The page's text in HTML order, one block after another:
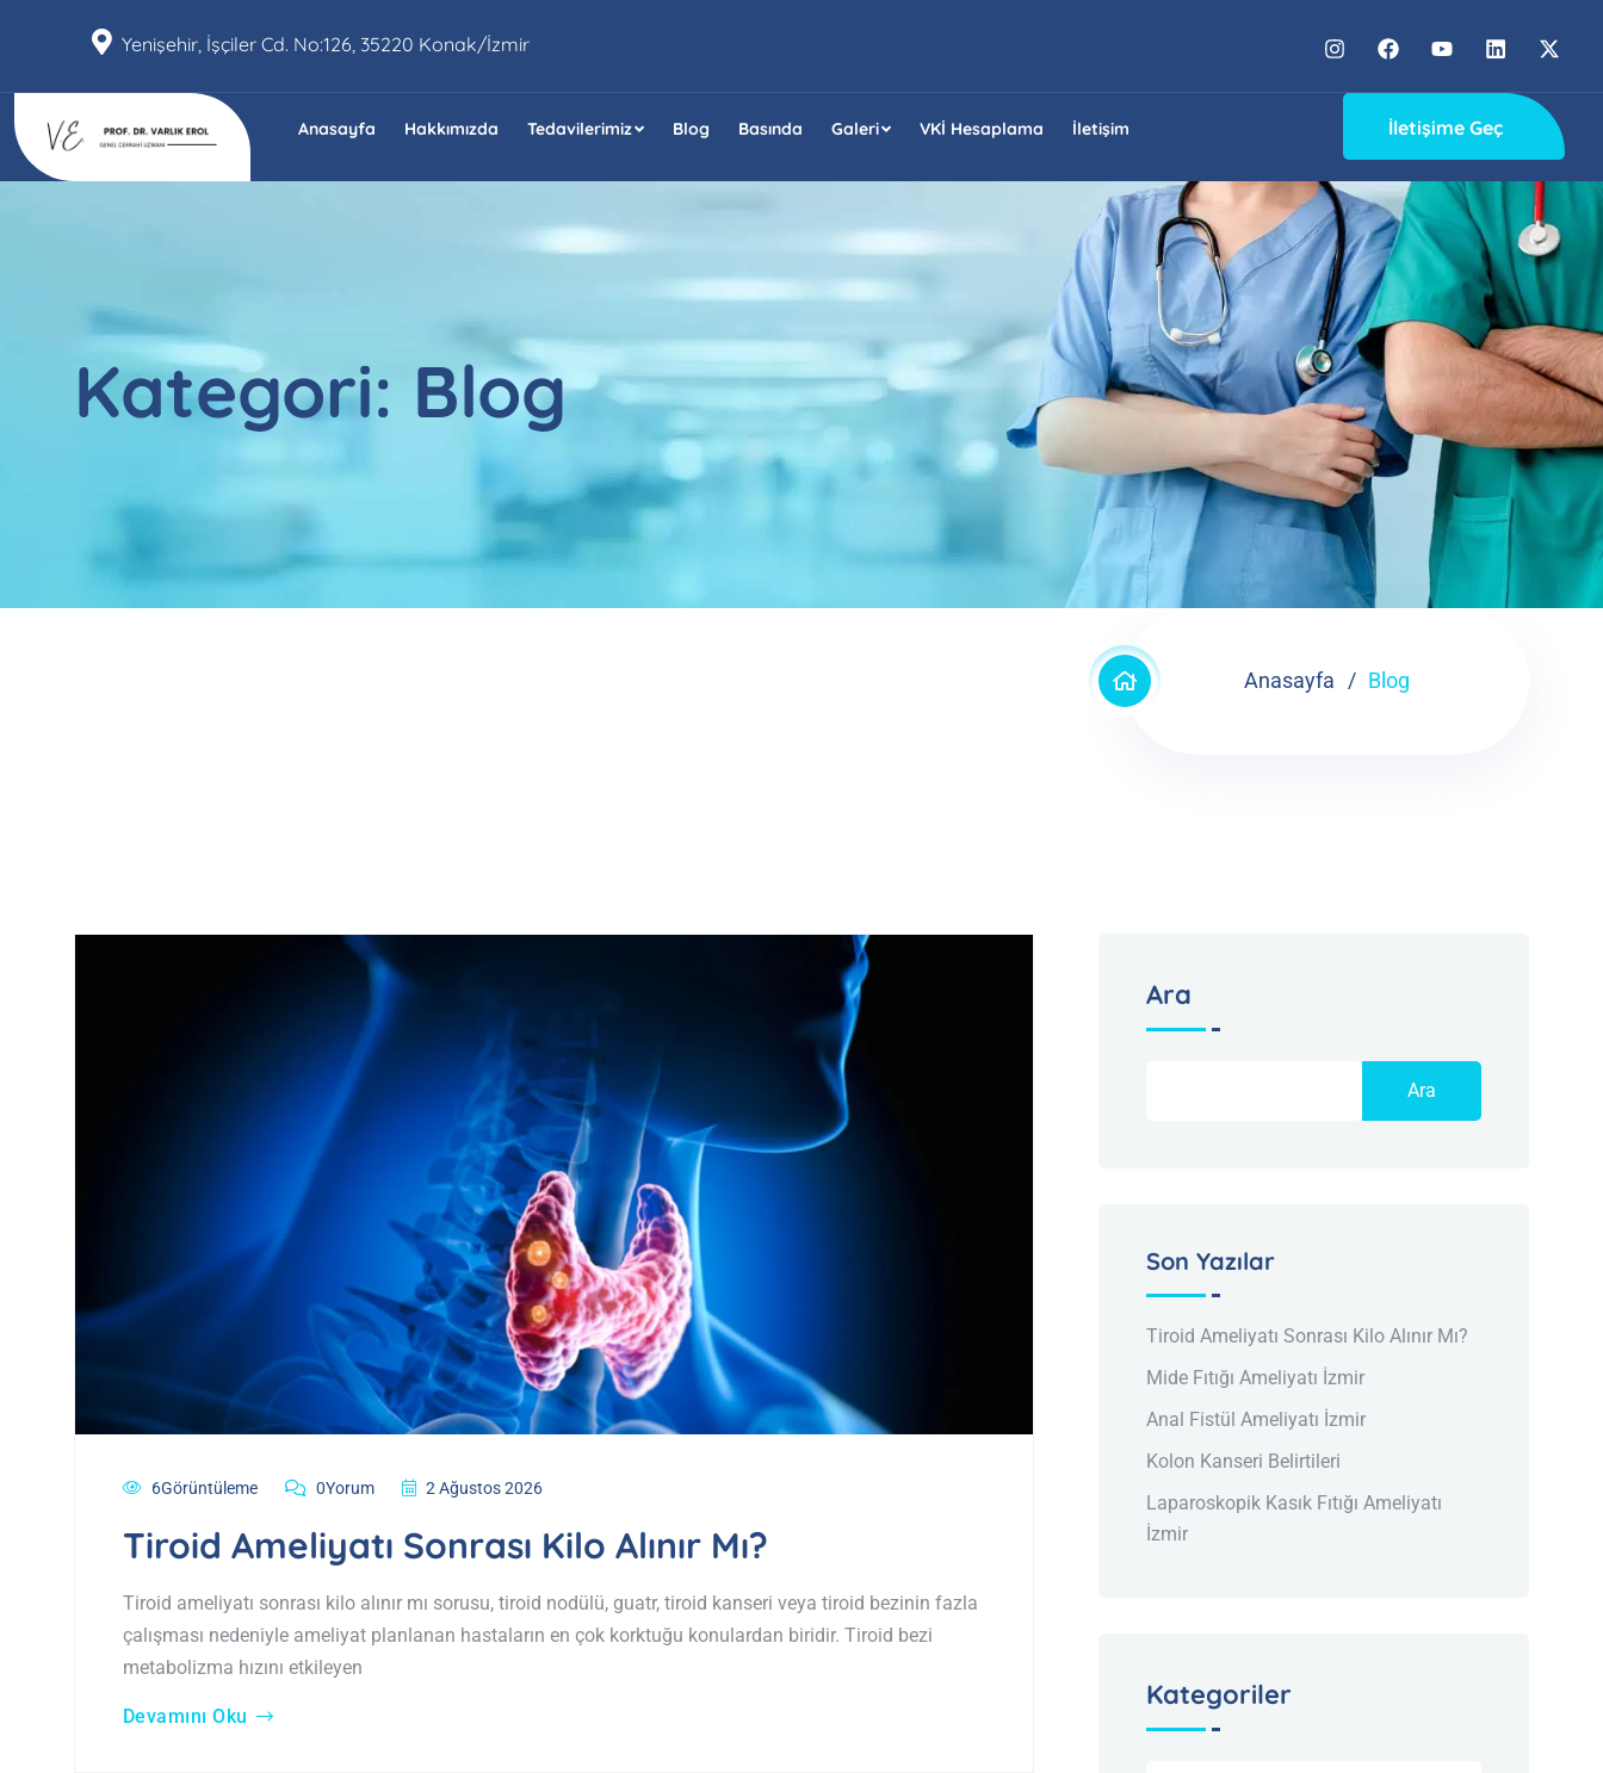
Yenişehir, İşçiler Cd. No:126, 35220 Konak/İzmir
Anasayfa Hakkımızda Tedavilerimiz Blog Basında Galeri VKİ Hesaplama İletişim İletişime Geç
Kategori: Blog
Anasayfa Blog
6Görüntüleme 0Yorum 2 Ağustos 2026
Tiroid Ameliyatı Sonrası Kilo Alınır Mı?
Tiroid ameliyatı sonrası kilo alınır mı sorusu, tiroid nodülü, guatr, tiroid kanseri veya tiroid bezinin fazla
çalışması nedeniyle ameliyat planlanan hastaların en çok korktuğu konulardan biridir. Tiroid bezi
metabolizma hızını etkileyen
Devamını Oku
Ara
Ara
Son Yazılar
Tiroid Ameliyatı Sonrası Kilo Alınır Mı?
Mide Fıtığı Ameliyatı İzmir
Anal Fistül Ameliyatı İzmir
Kolon Kanseri Belirtileri
Laparoskopik Kasık Fıtığı Ameliyatı
İzmir
Kategoriler